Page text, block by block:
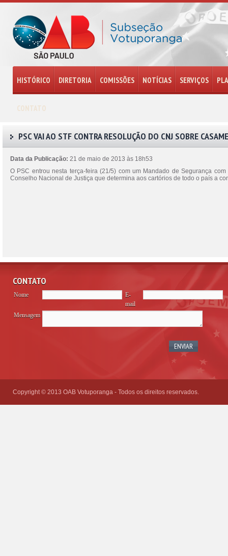
HISTÓRICO DIRETORIA COMISSÕES NOTÍCIAS SERVIÇOS
CONTATO
PSC VAI AO STF CONTRA RESOLUÇÃO DO CNJ SOBRE
Data da Publicação: 21 de maio de 2013 às 18h53
O PSC entrou nesta terça-feira (21/5) com um Mandado de Segurança
Conselho Nacional de Justiça que determina aos cartórios de todo o país a
CONTATO
Nome
E-
mail
Mensagem
Copyright © 2013 OAB Votuporanga - Todos os direitos reservados.